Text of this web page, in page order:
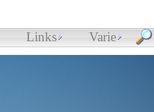
Links Varie